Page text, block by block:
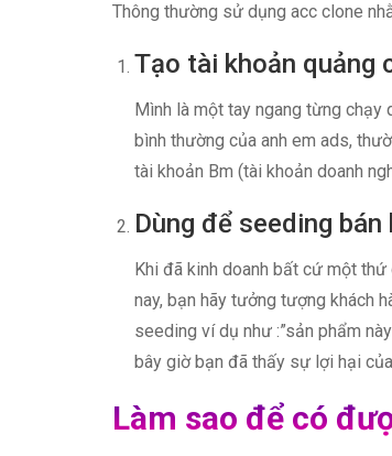
Thông thường sử dụng acc clone
Tạo tài khoản quảng
Mình là một tay ngang từng
bình thường của anh em ads,
tài khoản Bm (tài khoản doanh
Dùng để seeding
Khi đã kinh doanh bất cứ một
nay, bạn hãy tưởng tượng khách
seeding ví dụ như :”sản phẩm
bây giờ bạn đã thấy sự lợi hại
Làm sao để có